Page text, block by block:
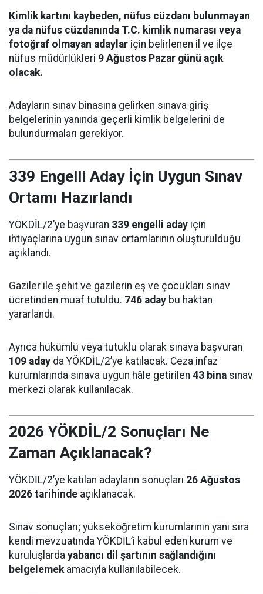
Kimlik kartını kaybeden, nüfus cüzdanı bulunmayan
ya da nüfus cüzdanında T.C. kimlik numarası veya
fotoğraf olmayan adaylar için belirlenen il ve ilçe
nüfus müdürlükleri 9 Ağustos Pazar günü açık
olacak.
Adayların sınav binasına gelirken sınava giriş
belgelerinin yanında geçerli kimlik belgelerini de
bulundurmaları gerekiyor.
339 Engelli Aday İçin Uygun Sınav
Ortamı Hazırlandı
YÖKDİL/2’ye başvuran 339 engelli aday için
ihtiyaçlarına uygun sınav ortamlarının oluşturulduğu
açıklandı.
Gaziler ile şehit ve gazilerin eş ve çocukları sınav
ücretinden muaf tutuldu. 746 aday bu haktan
yararlandı.
Ayrıca hükümlü veya tutuklu olarak sınava başvuran
109 aday da YÖKDİL/2’ye katılacak. Ceza infaz
kurumlarında sınava uygun hâle getirilen 43 bina sınav
merkezi olarak kullanılacak.
2026 YÖKDİL/2 Sonuçları Ne
Zaman Açıklanacak?
YÖKDİL/2’ye katılan adayların sonuçları 26 Ağustos
2026 tarihinde açıklanacak.
Sınav sonuçları; yükseköğretim kurumlarının yanı sıra
kendi mevzuatında YÖKDİL’i kabul eden kurum ve
kuruluşlarda yabancı dil şartının sağlandığını
belgelemekamacıyla kullanılabilecek.